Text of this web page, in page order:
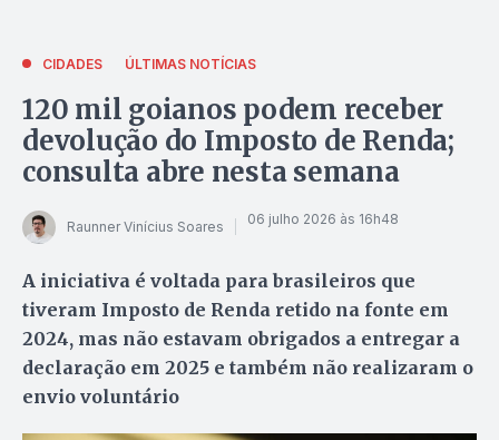
CIDADES ÚLTIMAS NOTÍCIAS
120 mil goianos podem receber
devolução do Imposto de Renda;
consulta abre nesta semana
Raunner Vinícius Soares 06 julho 2026 às 16h48
A iniciativa é voltada para brasileiros que
tiveram Imposto de Renda retido na fonte em
2024, mas não estavam obrigados a entregar a
declaração em 2025 e também não realizaram o
envio voluntário